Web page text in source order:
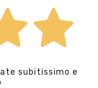
subitissimo e